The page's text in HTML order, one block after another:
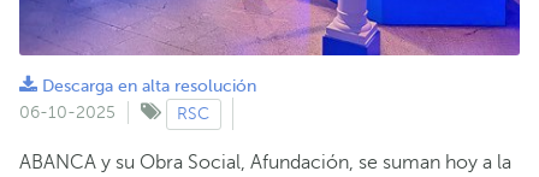
Descarga en alta resolución
06-10-2025
RSC
ABANCA y su Obra Social, Afundación, se suman hoy a la